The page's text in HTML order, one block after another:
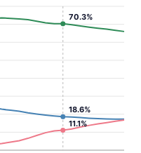
18.6%
11.1%
70.3%